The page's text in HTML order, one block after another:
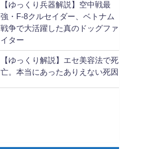
【ゆっくり兵器解説】空中戦最
強・F-8クルセイダー、ベトナム
戦争で大活躍した真のドッグファ
イター
【ゆっくり解説】エセ美容法で死
亡。本当にあったありえない死因